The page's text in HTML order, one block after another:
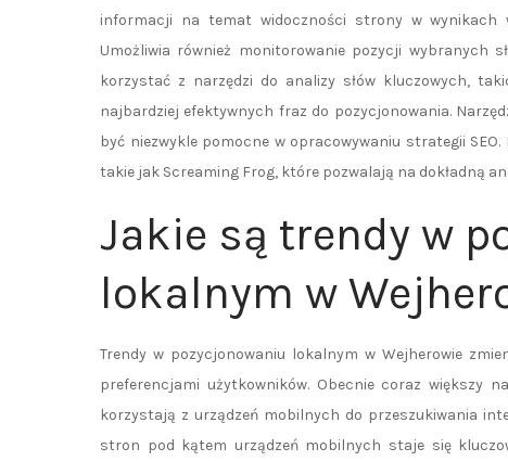
informacji na temat widoczności strony w wynikach
Umożliwia również monitorowanie pozycji wybranych
korzystać z narzędzi do analizy słów kluczowych,
najbardziej efektywnych fraz do pozycjonowania.
być niezwykle pomocne w opracowywaniu strategii
takie jak Screaming Frog, które pozwalają na dokładną
Jakie są trendy w
lokalnym w
Trendy w pozycjonowaniu lokalnym w Wejherowie
preferencjami użytkowników. Obecnie coraz większy
korzystają z urządzeń mobilnych do przeszukiwania
stron pod kątem urządzeń mobilnych staje się